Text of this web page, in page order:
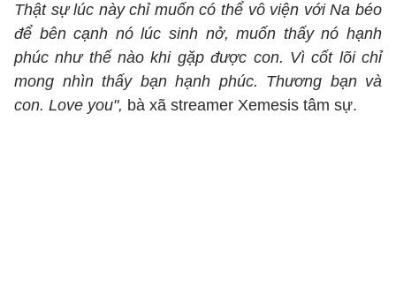
Thật sự lúc này chỉ muốn có thể vô viện với Na béo
để bên cạnh nó lúc sinh nở, muốn thấy nó hạnh
phúc như thế nào khi gặp được con. Vì cốt lõi chỉ
mong nhìn thấy bạn hạnh phúc. Thương bạn và
con. Love you", bà xã streamer Xemesis tâm sự.